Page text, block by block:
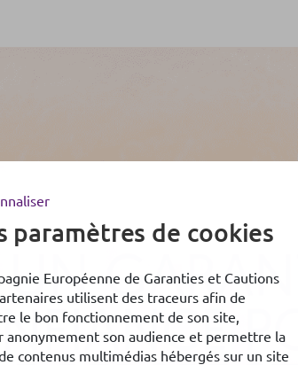
paramètres de cookies
Européenne de Garanties et Cautions
utilisent des traceurs afin de
le bon fonctionnement de son site,
anonymement son audience et permettre la
contenus multimédias hébergés sur un site